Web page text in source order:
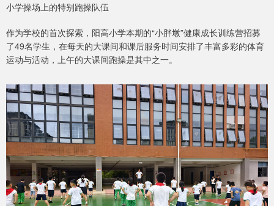
小学操场上的特别跑操队伍
作为学校的首次探索，阳高小学本期的“小胖墩”健康成长训练营招募
了49名学生，在每天的大课间和课后服务时间安排了丰富多彩的体育
运动与活动，上午的大课间跑操是其中之一。